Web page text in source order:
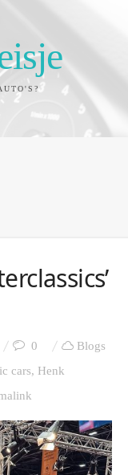
0
Blogs
cars, Henk